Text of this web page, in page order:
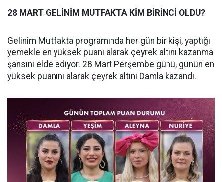
28 MART GELİNİM MUTFAKTA KİM BİRİNCİ OLDU?
Gelinim Mutfakta programında her gün bir kişi, yaptığı
yemekle en yüksek puanı alarak çeyrek altını kazanma
şansını elde ediyor. 28 Mart Perşembe günü, günün en
yüksek puanını alarak çeyrek altını Damla kazandı.